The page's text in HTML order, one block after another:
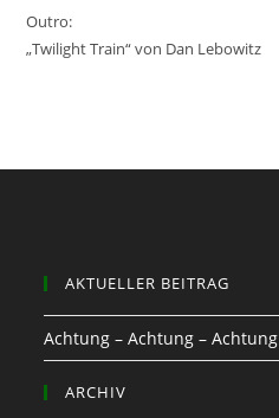
Outro:
„Twilight Train“ von Dan Lebowitz
AKTUELLER BEITRAG
Achtung – Achtung – Achtung
ARCHIV